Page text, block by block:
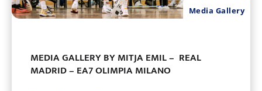
Media Gallery
MEDIA GALLERY BY MITJA EMIL – REAL
MADRID – EA7 OLIMPIA MILANO